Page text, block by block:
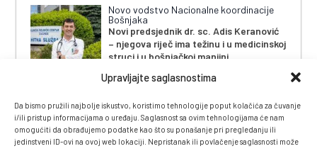
Upravljajte saglasnostima
Da bismo pružili najbolje iskustvo, koristimo tehnologije poput kolačića za čuvanje
i/ili pristup informacijama o uređaju. Saglasnost sa ovim tehnologijama će nam
omogućiti da obrađujemo podatke kao što su ponašanje pri pregledanju ili
jedinstveni ID-ovi na ovoj web lokaciji. Nepristanak ili povlačenje saglasnosti može
Novo vodstvo Nacionalne koordinacije
Bošnjaka
Novi predsjednik dr. sc. Adis Keranović
– njegova riječ ima težinu i u medicinskoj
struci i u bošnjačkoj manjini